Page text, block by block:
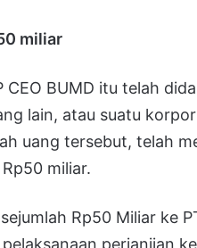
miliar
BUMD itu telah
lain, atau suatu
uang tersebut, telah
miliar.
Rp50 Miliar ke
perjanjian